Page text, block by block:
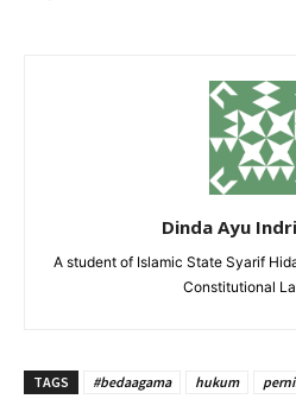
Dinda Ayu
A student of Islamic State Syarif
Constitutional
TAGS #bedaagama hukum